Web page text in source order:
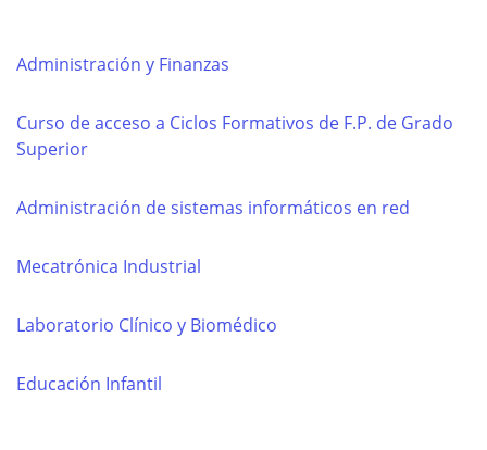
Administración y Finanzas
Curso de acceso a Ciclos Formativos de F.P. de Grado
Superior
Administración de sistemas informáticos en red
Mecatrónica Industrial
Laboratorio Clínico y Biomédico
Educación Infantil